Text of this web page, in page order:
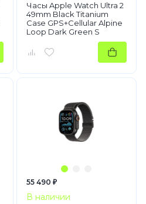
Часы Apple Watch Ultra 2
49mm Black Titanium
Case GPS+Cellular Alpine
Loop Dark Green S
55 490 ₽
В наличии